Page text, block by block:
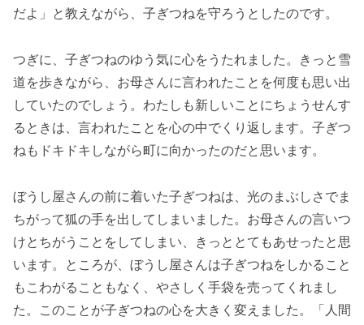
だよ」と教えながら、子ぎつねを守ろうとしたのです。
つぎに、子ぎつねのゆう気に心をうたれました。きっと雪
道を歩きながら、お母さんに言われたことを何度も思い出
していたのでしょう。わたしも新しいことにちょうせんす
るときは、言われたことを心の中でくり返します。子ぎつ
ねもドキドキしながら町に向かったのだと思います。
ぼうし屋さんの前に着いた子ぎつねは、光のまぶしさでま
ちがって狐の手を出してしまいました。お母さんの言いつ
けとちがうことをしてしまい、きっととてもあせったと思
います。ところが、ぼうし屋さんは子ぎつねをしかること
もこわがることもなく、やさしく手袋を売ってくれまし
た。このことが子ぎつねの心を大きく変えました。「人間